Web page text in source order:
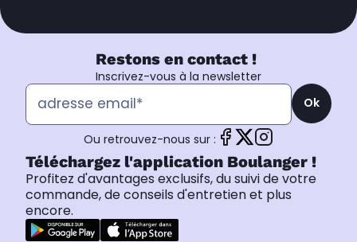
Restons en contact !
Inscrivez-vous à la newsletter
Ok
Ou retrouvez-nous sur :
Téléchargez l'application Boulanger !
Profitez d'avantages exclusifs, du suivi de votre
commande, de conseils d'entretien et plus
encore.